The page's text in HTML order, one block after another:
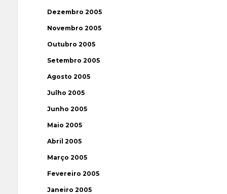
Dezembro 2005
Novembro 2005
Outubro 2005
Setembro 2005
Agosto 2005
Julho 2005
Junho 2005
Maio 2005
Abril 2005
Março 2005
Fevereiro 2005
Janeiro 2005